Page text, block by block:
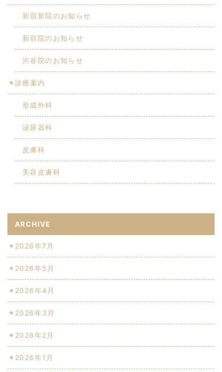
新宿新院のお知らせ
新宿院のお知らせ
渋谷院のお知らせ
診療案内
形成外科
泌尿器科
皮膚科
美容皮膚科
ARCHIVE
2026年7月
2026年5月
2026年4月
2026年3月
2026年2月
2026年1月